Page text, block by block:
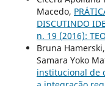
Macedo,
DISCUTINDO
n. 19 (2016):
Bruna
Samara Yoko
institucional de